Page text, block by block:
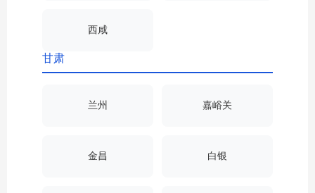
西咸
甘肃
兰州 嘉峪关
金昌 白银